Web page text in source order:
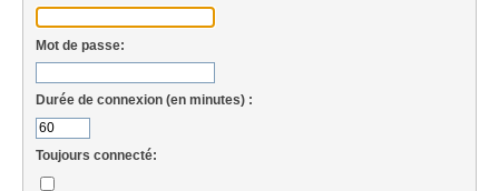
Mot de passe:
Durée de connexion (en minutes) :
Toujours connecté: